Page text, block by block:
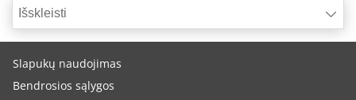
Išskleisti
Slapukų naudojimas
Bendrosios sąlygos